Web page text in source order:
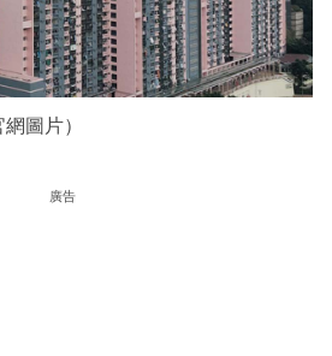
圖片）
廣告